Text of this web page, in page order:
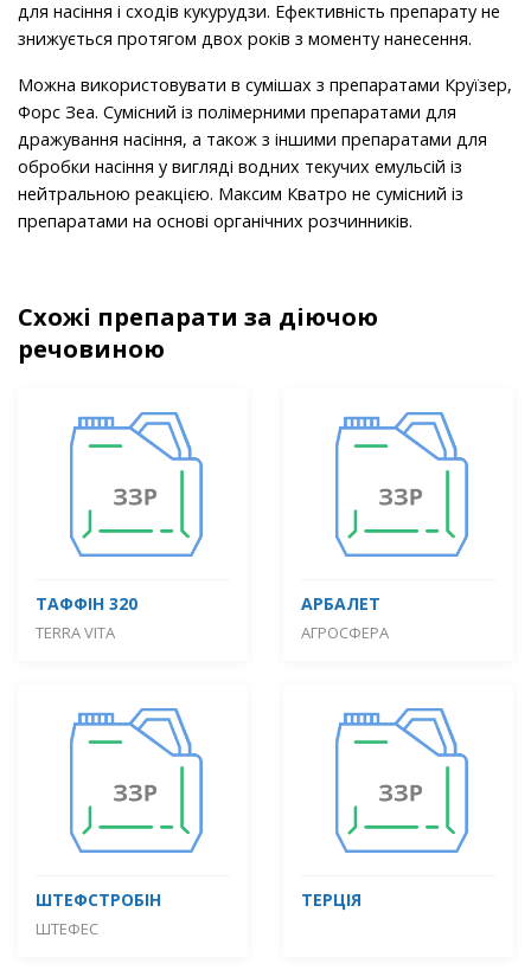
для насіння і сходів кукурудзи. Ефективність препарату не
знижується протягом двох років з моменту нанесення.
Можна використовувати в сумішах з препаратами Круїзер,
Форс Зеа. Сумісний із полімерними препаратами для
дражування насіння, а також з іншими препаратами для
обробки насіння у вигляді водних текучих емульсій із
нейтральною реакцією. Максим Кватро не сумісний із
препаратами на основі органічних розчинників.
Схожі препарати за діючою
речовиною
ТАФФІН 320
TERRA VITA
АРБАЛЕТ
АГРОСФЕРА
ШТЕФСТРОБІН
ШТЕФЕС
ТЕРЦІЯ